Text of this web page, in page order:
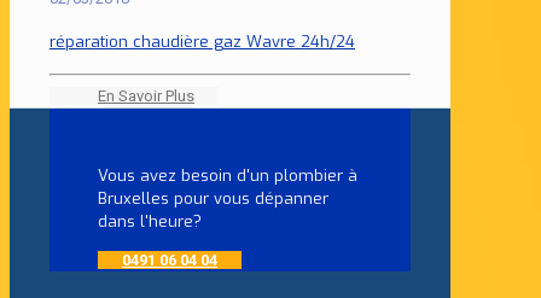
réparation chaudière gaz Wavre 24h/24
En Savoir Plus
Vous avez besoin d'un plombier à
Bruxelles pour vous dépanner
dans l'heure?
0491 06 04 04